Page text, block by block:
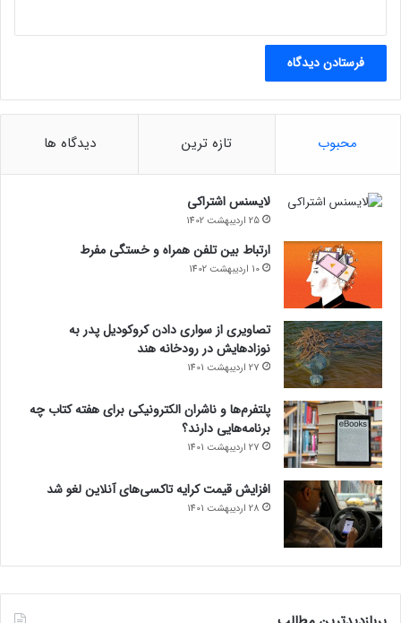
محبوب تازه ترین دیدگاه ها
لایسنس اشتراکی
25 اردیبهشت 1402
ارتباط بین تلفن همراه و خستگی مفرط
10 اردیبهشت 1402
تصاویری از سواری دادن کروکودیل پدر به
نوزادهایش در رودخانه هند
27 اردیبهشت 1401
پلتفرم‌ها و ناشران الکترونیکی برای هفته کتاب چه
برنامه‌هایی دارند؟
27 اردیبهشت 1401
افزایش قیمت کرایه تاکسی‌های آنلاین لغو شد
28 اردیبهشت 1401